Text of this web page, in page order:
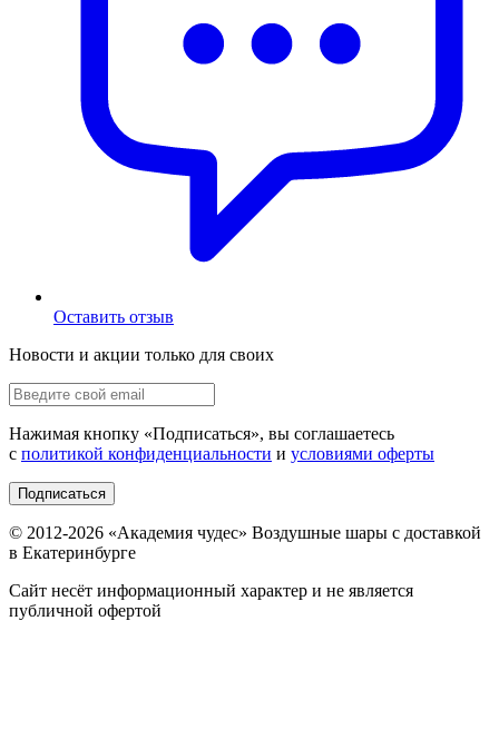
Оставить отзыв
Новости и акции только для своих
Нажимая кнопку «Подписаться», вы соглашаетесь
с политикой конфиденциальности и условиями оферты
Подписаться
© 2012-2026 «Академия чудес» Воздушные шары с доставкой
в Екатеринбурге
Сайт несёт информационный характер и не является
публичной офертой